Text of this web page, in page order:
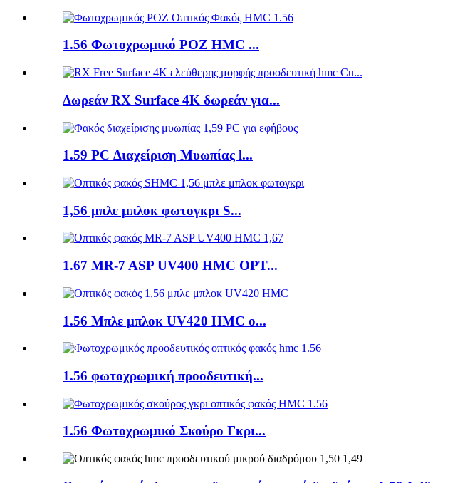
1.56 Φωτοχρωμικό ΡΟΖ HMC ...
Δωρεάν RX Surface 4K δωρεάν για...
1.59 PC Διαχείριση Μυωπίας l...
1,56 μπλε μπλοκ φωτογκρι S...
1.67 MR-7 ASP UV400 HMC OPT...
1.56 Μπλε μπλοκ UV420 HMC o...
1.56 φωτοχρωμική προοδευτική...
1.56 Φωτοχρωμικό Σκούρο Γκρι...